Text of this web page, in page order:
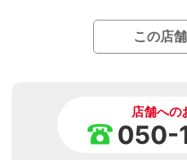
この店
店舗への
050-